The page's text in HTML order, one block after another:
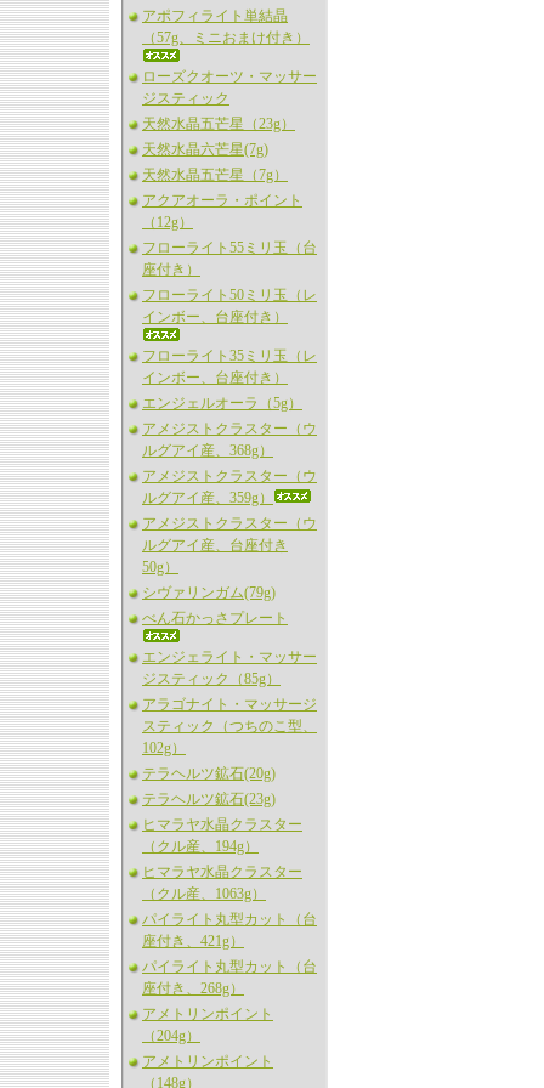
アポフィライト単結晶
（57g、ミニおまけ付き）
ローズクオーツ・マッサー
ジスティック
天然水晶五芒星（23g）
天然水晶六芒星(7g)
天然水晶五芒星（7g）
アクアオーラ・ポイント
（12g）
フローライト55ミリ玉（台
座付き）
フローライト50ミリ玉（レ
インボー、台座付き）
フローライト35ミリ玉（レ
インボー、台座付き）
エンジェルオーラ（5g）
アメジストクラスター（ウ
ルグアイ産、368g）
アメジストクラスター（ウ
ルグアイ産、359g）
アメジストクラスター（ウ
ルグアイ産、台座付き
50g）
シヴァリンガム(79g)
べん石かっさプレート
エンジェライト・マッサー
ジスティック（85g）
アラゴナイト・マッサージ
スティック（つちのこ型、
102g）
テラヘルツ鉱石(20g)
テラヘルツ鉱石(23g)
ヒマラヤ水晶クラスター
（クル産、194g）
ヒマラヤ水晶クラスター
（クル産、1063g）
パイライト丸型カット（台
座付き、421g）
パイライト丸型カット（台
座付き、268g）
アメトリンポイント
（204g）
アメトリンポイント
（148g）